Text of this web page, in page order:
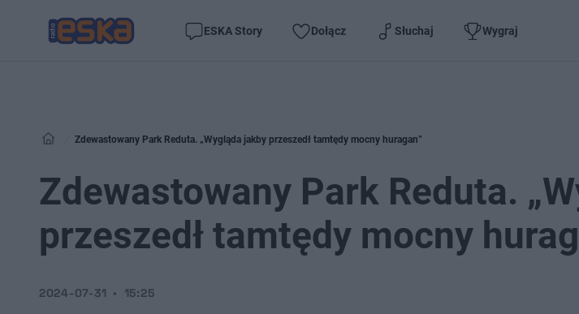
ESKA Story Dołącz Słuchaj Wygraj
Zdewastowany Park Reduta. „Wygląda jakby przeszedł tamtędy mocny huragan”
Zdewastowany Park Reduta.
przeszedł tamtędy mocny
2024-07-31 15:25